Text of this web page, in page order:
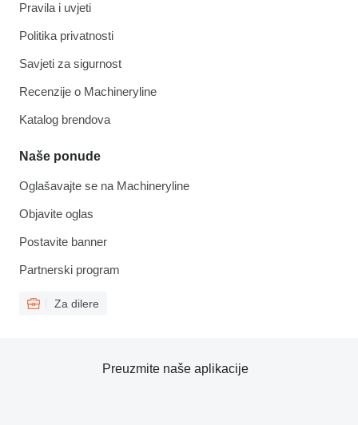
Pravila i uvjeti
Politika privatnosti
Savjeti za sigurnost
Recenzije o Machineryline
Katalog brendova
Naše ponude
Oglašavajte se na Machineryline
Objavite oglas
Postavite banner
Partnerski program
Za dilere
Preuzmite naše aplikacije